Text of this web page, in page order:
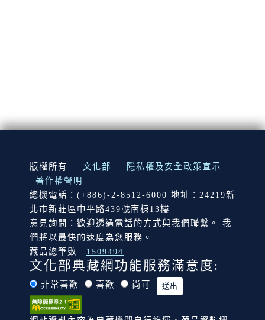
:::
版權所有 文化部
隱私權及安全政策宣示
著作權聲明
總機電話：(+886)-2-8512-6000 地址：24219新
北市新莊區中平路439號南棟13樓
意見詢問：歡迎透過電話的方式與我們聯繫。 我
們將以最快的速度為您服務。
藏品總筆數
1509494
文化部典藏網功能服務滿意度:
非常喜歡 喜歡 尚可